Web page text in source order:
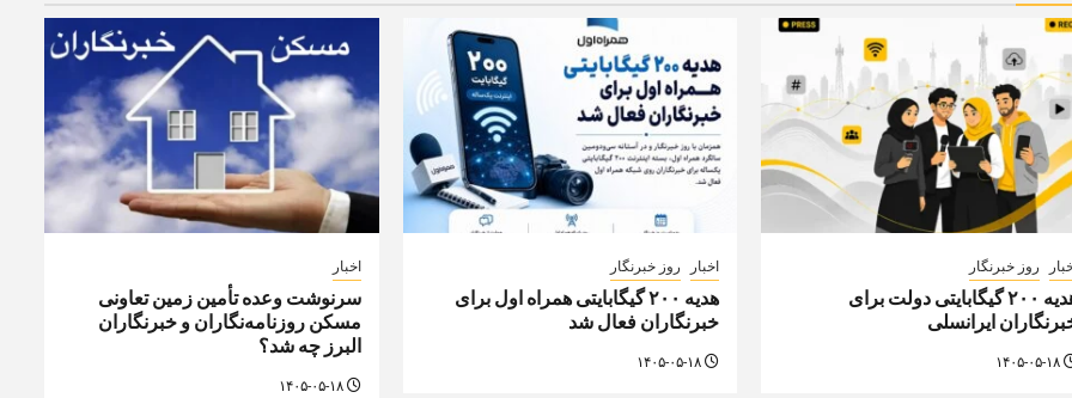
روز خبرنگار
هدیه ۲۰۰ گیگابایتی دولت برای
ایرانسلی
اخبار روز خبرنگار
هدیه ۲۰۰ گیگابایتی همراه اول برای
خبرنگاران فعال شد
۱۴۰۵-۰۵-۱۸
اخبار
سرنوشت وعده تأمین زمین تعاونی
مسکن روزنامه‌نگاران و خبرنگاران
البرز چه شد؟
۱۴۰۵-۰۵-۱۸